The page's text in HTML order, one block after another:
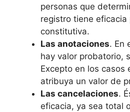
personas que
registro tiene
constitutiva.
Las anotaciones. En
hay valor probatorio,
Excepto en los casos
atribuya un valor de
Las cancelaciones.
eficacia, ya sea total